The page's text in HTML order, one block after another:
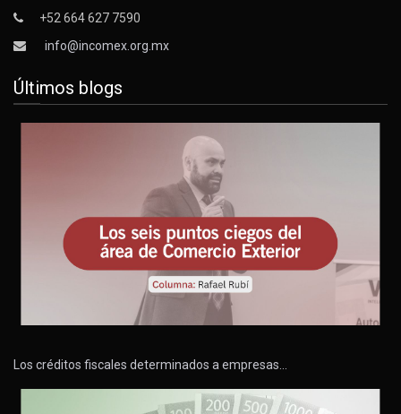
+52 664 627 7590
info@incomex.org.mx
Últimos blogs
Los créditos fiscales determinados a empresas…